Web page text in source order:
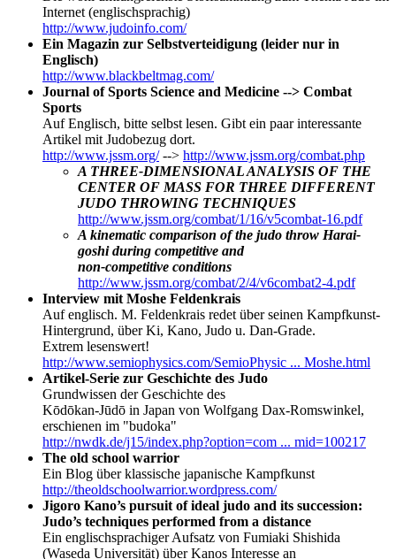
Internet (englischsprachig)
http://www.judoinfo.com/
Ein Magazin zur Selbstverteidigung (leider nur in
Englisch)
http://www.blackbeltmag.com/
Journal of Sports Science and Medicine --> Combat
Sports
Auf Englisch, bitte selbst lesen. Gibt ein paar interessante
Artikel mit Judobezug dort.
http://www.jssm.org/--> http://www.jssm.org/combat.php
A THREE-DIMENSIONAL ANALYSIS OF THE
CENTER OF MASS FOR THREE DIFFERENT
JUDO THROWING TECHNIQUES
http://www.jssm.org/combat/1/16/v5combat-16.pdf
A kinematic comparison of the judo throw Harai-
goshi during competitive and
non-competitive conditions
http://www.jssm.org/combat/2/4/v6combat2-4.pdf
Interview mit Moshe Feldenkrais
Auf englisch. M. Feldenkrais redet über seinen Kampfkunst-
Hintergrund, über Ki, Kano, Judo u. Dan-Grade.
Extrem lesenswert!
http://www.semiophysics.com/SemioPhysic ... Moshe.html
Artikel-Serie zur Geschichte des Judo
Grundwissen der Geschichte des
Kōdōkan-Jūdō in Japan von Wolfgang Dax-Romswinkel,
erschienen im "budoka"
http://nwdk.de/j15/index.php?option=com ... mid=100217
The old school warrior
Ein Blog über klassische japanische Kampfkunst
http://theoldschoolwarrior.wordpress.com/
Jigoro Kano’s pursuit of ideal judo and its succession:
Judo’s techniques performed from a distance
Ein englischsprachiger Aufsatz von Fumiaki Shishida
(Waseda Universität) über Kanos Interesse an